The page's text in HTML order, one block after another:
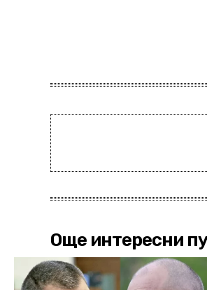
Още интересни